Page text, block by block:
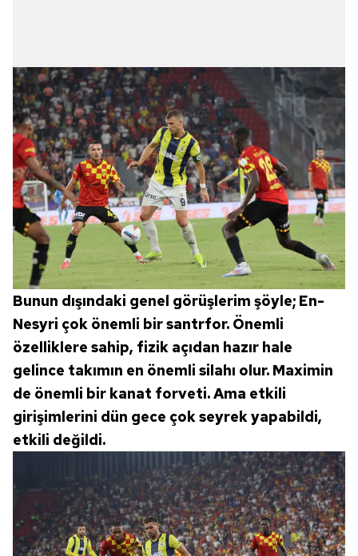
Bunun dışındaki genel görüşlerim şöyle; En-
Nesyri çok önemli bir santrfor. Önemli
özelliklere sahip, fizik açıdan hazır hale
gelince takımın en önemli silahı olur. Maximin
de önemli bir kanat forveti. Ama etkili
girişimlerini dün gece çok seyrek yapabildi,
etkili değildi.